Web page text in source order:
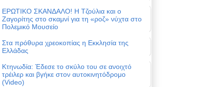
ΕΡΩΤΙΚΟ ΣΚΑΝΔΑΛΟ! Η Τζούλια και ο
Ζαγορίτης στο σκαμνί για τη «ροζ» νύχτα στο
Πολεμικό Μουσείο
Στα πρόθυρα χρεοκοπίας η Εκκλησία της
Ελλάδας
Κτηνωδία: Έδεσε το σκύλο του σε ανοιχτό
τρέιλερ και βγήκε στον αυτοκινητόδρομο
(Video)